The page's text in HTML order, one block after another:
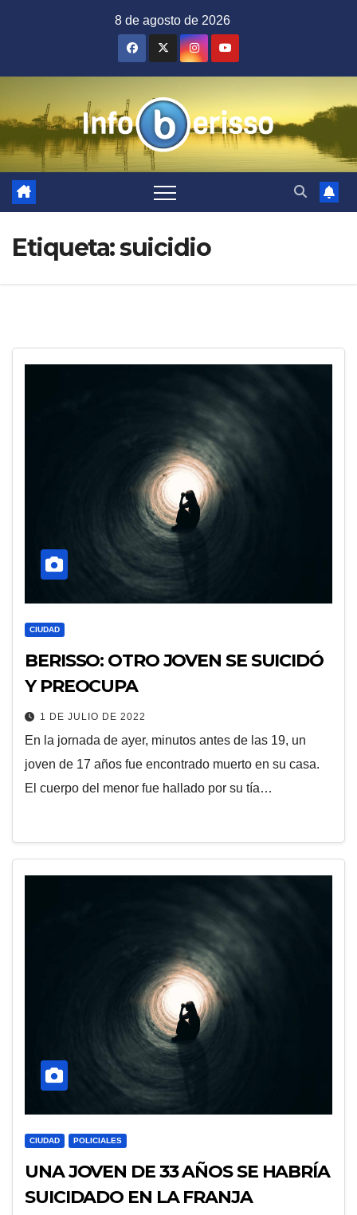
8 de agosto de 2026
Etiqueta:suicidio
CIUDAD
BERISSO: OTRO JOVEN SE SUICIDÓ
Y PREOCUPA
1 DE JULIO DE 2022
En la jornada de ayer, minutos antes de las 19, un
joven de 17 años fue encontrado muerto en su casa.
El cuerpo del menor fue hallado por su tía…
CIUDAD POLICIALES
UNA JOVEN DE 33 AÑOS SE HABRÍA
SUICIDADO EN LA FRANJA